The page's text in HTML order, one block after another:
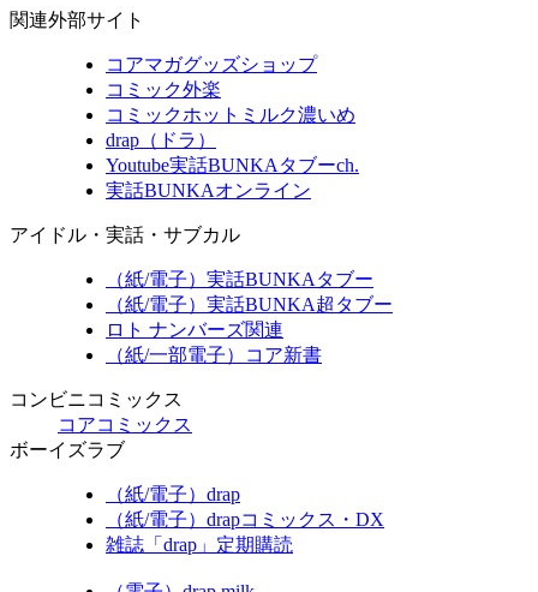
関連外部サイト
コアマガグッズショップ
コミック外楽
コミックホットミルク濃いめ
drap（ドラ）
Youtube実話BUNKAタブーch.
実話BUNKAオンライン
アイドル・実話・サブカル
（紙/電子）実話BUNKAタブー
（紙/電子）実話BUNKA超タブー
ロト ナンバーズ関連
（紙/一部電子）コア新書
コンビニコミックス
コアコミックス
ボーイズラブ
（紙/電子）drap
（紙/電子）drapコミックス・DX
雑誌「drap」定期購読